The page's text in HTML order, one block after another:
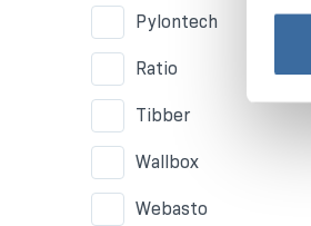
Pylontech
Ratio
Tibber
Wallbox
Webasto